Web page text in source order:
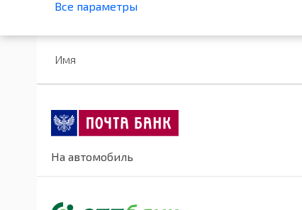
Все параметры
Имя
На автомобиль